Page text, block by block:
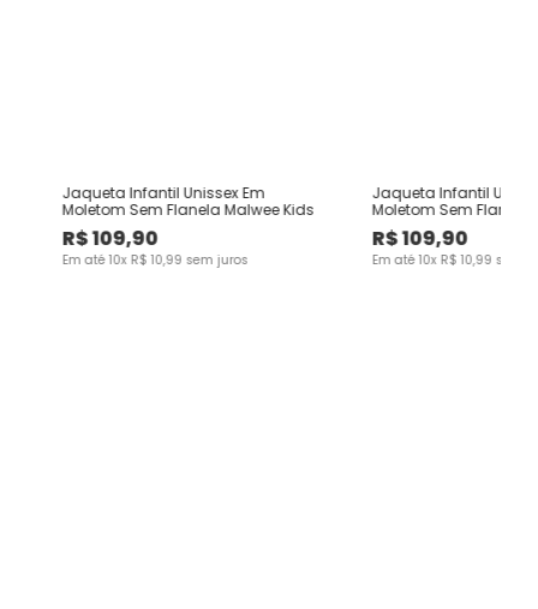
Jaqueta Infantil Unissex Em
Moletom Sem Flanela Malwee Kids
R$109,90
Em até10xR$ 10,99 sem juros
Jaqueta Infantil
Moletom Sem Flanela
R$109,90
Em até10x R$ 10,99 sem